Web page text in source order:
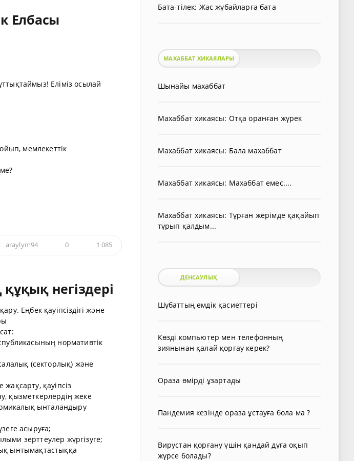
Елбасы
Еліміз осылай
мемлекеттік
araylym94 0 1 085
негіздері
Еңбек қауіпсіздігі және
нормативтік
(секторлық) және
қауіпсіз
қызметкерлердің жеке
ынталандыру
асыруға;
зерттеулер жүргізуге;
ынтымақтастыққа
Бата-тілек: Жас жұбайларға бата
МАХАББАТ ХИКАЯЛАРЫ
Шынайы махаббат
Махаббат хикаясы: Отқа оранған жүрек
Махаббат хикаясы: Бала махаббат
Махаббат хикаясы: Махаббат емес....
Махаббат хикаясы: Тұрған жерімде қақайып
тұрып қалдым...
ДЕНСАУЛЫҚ
Шұбаттың емдік қасиеттері
Көзді компьютер мен телефонның
зиянынан қалай қорғау керек?
Ораза өмірді ұзартады
Пандемия кезінде ораза ұстауға бола ма ?
Вирустан қорғану үшін қандай дұға оқып
жүрсе болады?